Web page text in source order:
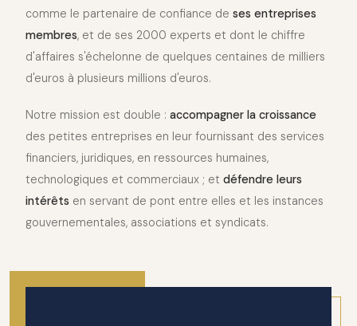
comme le partenaire de confiance de ses entreprises
membres, et de ses 2000 experts et dont le chiffre
d'affaires s'échelonne de quelques centaines de milliers
d'euros à plusieurs millions d'euros.
Notre mission est double : accompagner la croissance
des petites entreprises en leur fournissant des services
financiers, juridiques, en ressources humaines,
technologiques et commerciaux ; et défendre leurs
intérêts en servant de pont entre elles et les instances
gouvernementales, associations et syndicats.
2010
ANNÉE DE FONDATION